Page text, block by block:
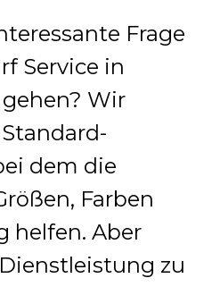
Frage
Service in
Wir
dem die
Farben
helfen. Aber
zu